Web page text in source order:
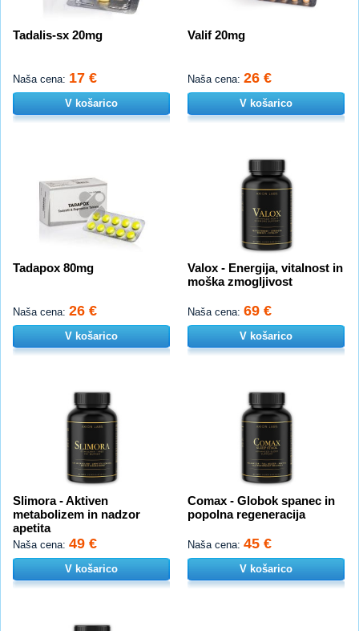
Tadalis-sx 20mg
Naša cena: 17 €
V košarico
Valif 20mg
Naša cena: 26 €
V košarico
Tadapox 80mg
Naša cena: 26 €
V košarico
Valox - Energija, vitalnost in
moška zmogljivost
Naša cena: 69 €
V košarico
Slimora - Aktiven
metabolizem in nadzor
apetita
Naša cena: 49 €
V košarico
Comax - Globok spanec in
popolna regeneracija
Naša cena: 45 €
V košarico